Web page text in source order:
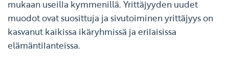
mukaan useilla kymmenillä. Yrittäjyyden uudet
muodot ovat suosittuja ja sivutoiminen yrittäjyys on
kasvanut kaikissa ikäryhmissä ja erilaisissa
elämäntilanteissa.